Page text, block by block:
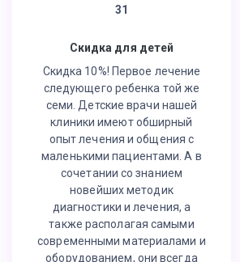
31
Скидка для детей
Скидка 10%! Первое лечение
следующего ребенка той же
семи. Детские врачи нашей
клиники имеют обширный
опыт лечения и общения с
маленькими пациентами. А в
сочетании со знанием
новейших методик
диагностики и лечения, а
также располагая самыми
современными материалами и
оборудованием, они всегда